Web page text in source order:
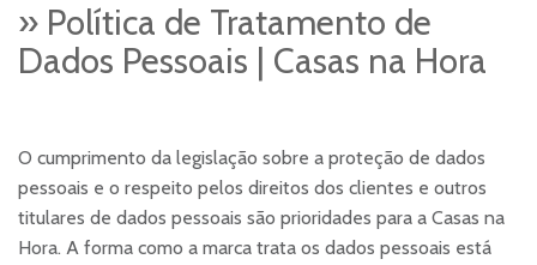
» Política de Tratamento de
Dados Pessoais | Casas na Hora
O cumprimento da legislação sobre a proteção de dados
pessoais e o respeito pelos direitos dos clientes e outros
titulares de dados pessoais são prioridades para a Casas na
Hora. A forma como a marca trata os dados pessoais está